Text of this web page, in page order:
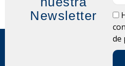
Newsletter
de